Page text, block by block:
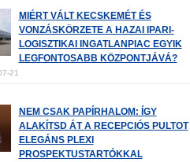
MIÉRT VÁLT KECSKEMÉT ÉS
VONZÁSKÖRZETE A HAZAI IPARI-
LOGISZTIKAI INGATLANPIAC EGYIK
LEGFONTOSABB KÖZPONTJÁVÁ?
21
NEM CSAK PAPÍRHALOM: ÍGY
ALAKÍTSD ÁT A RECEPCIÓS PULTOT
ELEGÁNS PLEXI
PROSPEKTUSTARTÓKKAL